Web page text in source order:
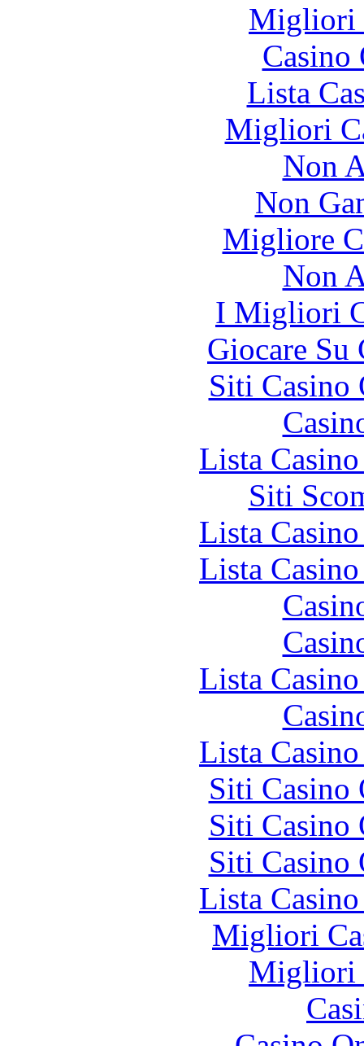
Migliori
Lista
Migliori
Non
Non
Migliore
Non
I Migliori
Giocare Su
Siti Casino
Lista
Siti
Lista
Lista
Lista
Lista
Siti Casino
Siti Casino
Siti Casino
Lista
Migliori
Migliori